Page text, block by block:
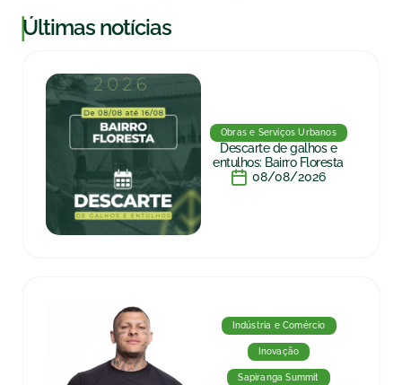
|Últimas notícias
Obras e Serviços Urbanos
Descarte de galhos e
entulhos: Bairro Floresta
08/08/2026
Indústria e Comércio
Inovação
Sapiranga Summit